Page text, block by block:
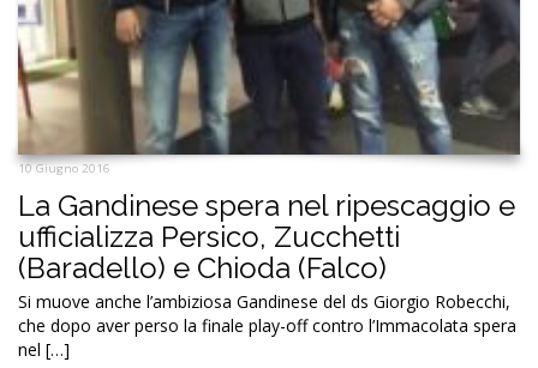
10 Giugno 2016
La Gandinese spera nel ripescaggio e
ufficializza Persico, Zucchetti
(Baradello) e Chioda (Falco)
Si muove anche l’ambiziosa Gandinese del ds Giorgio Robecchi,
che dopo aver perso la finale play-off contro l’Immacolata spera
nel […]